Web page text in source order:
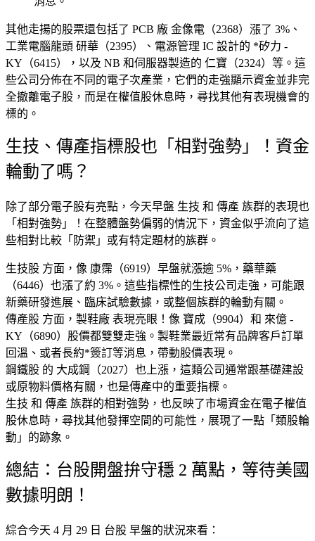
其他走揚的股票還包括了 PCB 廠 金像電（2368）漲了 3%、
工業電腦龍頭 研華（2395）、電源管理 IC 設計的 *矽力 -
KY（6415），以及 NB 和伺服器製造的 仁寶（2324）等。這
些公司分佈在不同的電子次產業，它們的走強顯示資金並非完
全撤離電子股，而是在權值股休息時，尋找其他有表現機會的
標的。
生技、傳產指標股也「相對強勢」！資金
輪動了嗎？
除了部分電子股有亮點，今天早盤 生技 和 傳產 族群的表現也
「相對強勢」！在整體盤勢偏弱的情況下，資金似乎流向了這
些相對比較「防禦」或有特定題材的族群。
生技股 方面，像 康霈（6919）早盤就漲逾 5%，藥華藥
（6446）也漲了約 3%。這些指標性的生技公司走強，可能跟
新藥研發進展、臨床試驗數據，或整個族群的輪動有關。
傳產股 方面，製鞋廠 表現亮眼！像 寶成（9904）和 來億 -
KY（6890）股價都雙雙走強。製鞋業最近常有品牌客戶訂單
回溫、或者長約*簽訂等消息，帶動股價表現。
鋼鐵股 的 大成鋼（2027）也上漲，這類公司通常跟基礎建設
或原物料價格有關，也是傳產中的重要指標。
生技 和 傳產 族群的相對強勢，也反映了市場資金在電子權值
股休息時，尋找其他發揮空間的可能性，展現了一點「類股輪
動」的跡象。
總結：台股開盤拚守穩 2 萬點，等待美國
數據明朗！
綜合今天 4 月 29 日 台股 早盤的狀況來看：